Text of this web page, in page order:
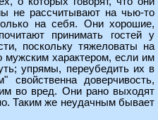
не рассчитывают на чью-то
на себя. Они хорошие,
принимать гостей у
поскольку тяжеловаты на
мужским характером, если им
упрямы, переубедить их в
свойственна доверчивость,
во вред. Они рано выходят
Таким же неудачным бывает